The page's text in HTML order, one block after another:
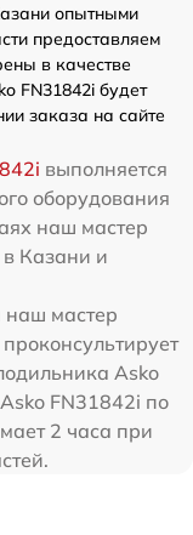
опытными
предоставляем
в качестве
FN31842i будет
заказа на сайте
выполняется
оборудования
наш мастер
в Казани и
наш мастер
Asko
FN31842i по
2 часа при